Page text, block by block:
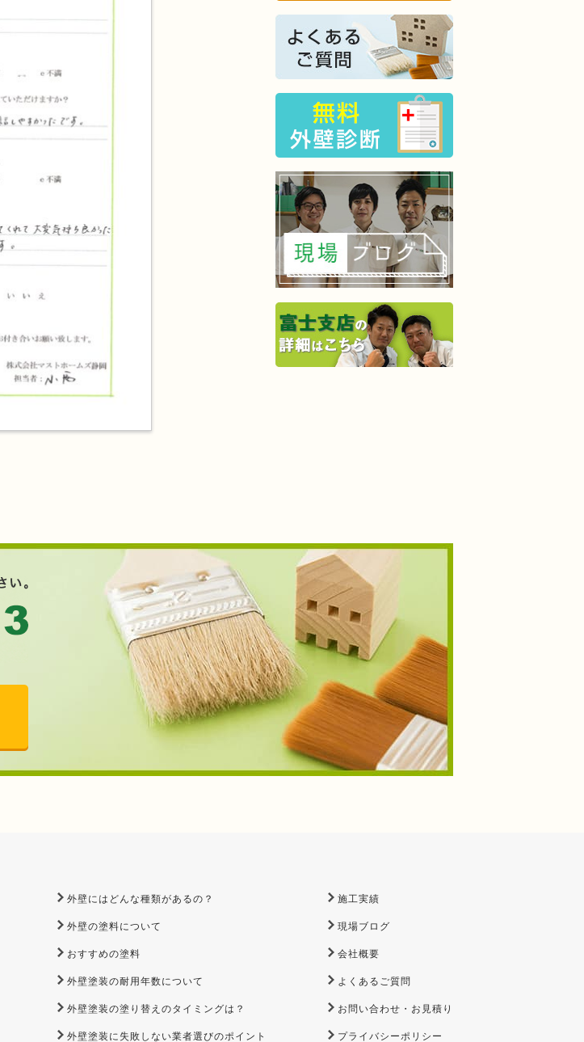
外壁にはどんな種類があるの？
外壁の塗料について
おすすめの塗料
外壁塗装の耐用年数について
外壁塗装の塗り替えのタイミングは？
外壁塗装に失敗しない業者選びのポイント
施工実績
現場ブログ
会社概要
よくあるご質問
お問い合わせ・お見積り
プライバシーポリシー